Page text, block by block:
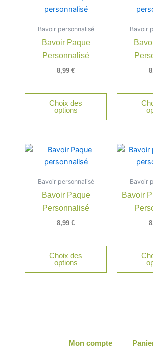
Bavoir personnalisé
Bavoir Paque
Personnalisé
8,99 €
Choix des
options
Bavoir
Bavoir personnalisé
Bavoir Paque
Personnalisé
8,99 €
Choix des
options
Bavoir
Bavoir
Mon compte